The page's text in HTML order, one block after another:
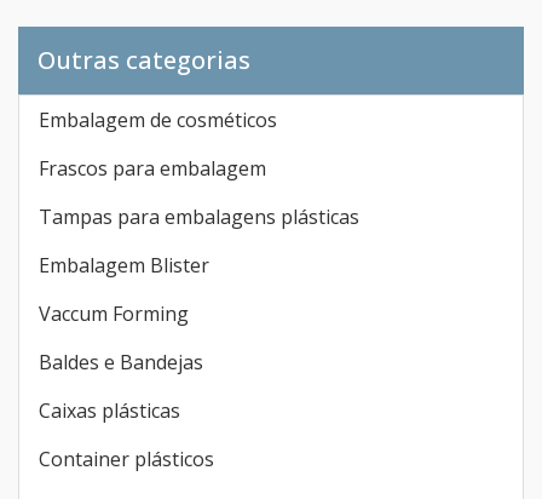
Outras categorias
Embalagem de cosméticos
Frascos para embalagem
Tampas para embalagens plásticas
Embalagem Blister
Vaccum Forming
Baldes e Bandejas
Caixas plásticas
Container plásticos